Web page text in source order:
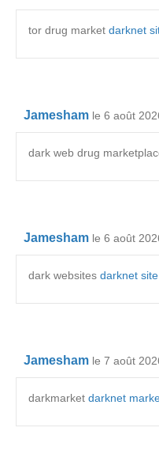
tor drug market darknet
Jamesham le 6 août
dark web drug
Jamesham le 6 août
dark websites darknet site
Jamesham le 7 août
darkmarket darknet